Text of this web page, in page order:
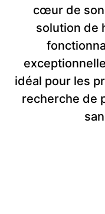
cœur de
solution de
idéal pour les
recherche de